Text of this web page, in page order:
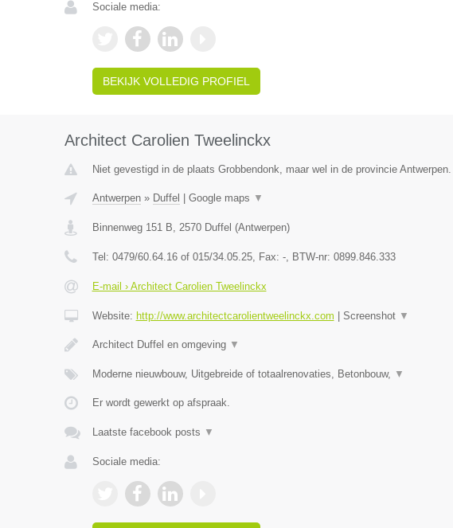
Sociale media:
BEKIJK VOLLEDIG PROFIEL
Architect Carolien Tweelinckx
Niet gevestigd in de plaats Grobbendonk, maar wel in de provincie Antwerpen.
Antwerpen» Duffel Google maps ▼
Binnenweg 151 B, 2570 Duffel (Antwerpen)
Tel: 0479/60.64.16 of 015/34.05.25, Fax: -, BTW-nr: 0899.846.333
E-mail › Architect Carolien Tweelinckx
Website: http://www.architectcarolientweelinckx.com Screenshot ▼
Architect Duffel en omgeving ▼
Moderne nieuwbouw, Uitgebreide of totaalrenovaties, Betonbouw, ▼
Er wordt gewerkt op afspraak.
Laatste facebook posts ▼
Sociale media: